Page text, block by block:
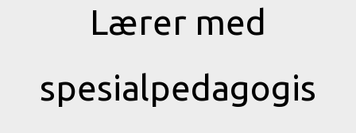
Lærer med
spesialpedagogis